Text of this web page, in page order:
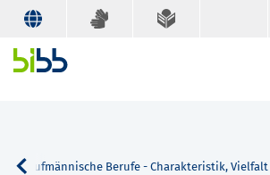
Kaufmännische Berufe - Charakteristik,